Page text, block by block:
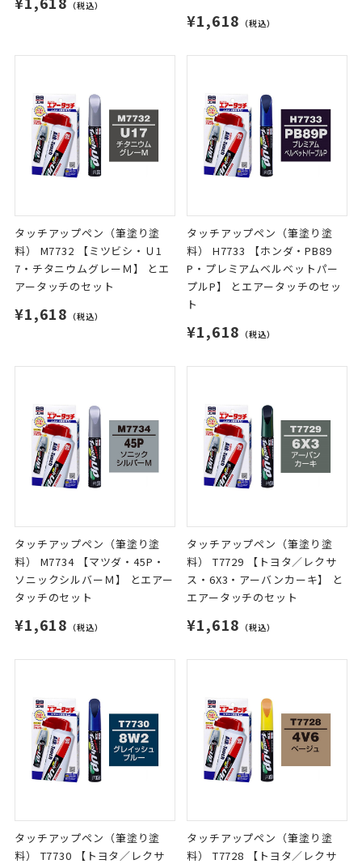
（税込）
¥1,618 （税込）
タッチアップペン（筆塗り塗
料） M7732 【ミツビシ・Ｕ1
7・チタニウムグレーＭ】 とエ
アータッチのセット
¥1,618 （税込）
タッチアップペン（筆塗り塗
料） H7733 【ホンダ・PB89
P・プレミアムベルベットパー
プルP】 とエアータッチのセッ
ト
¥1,618 （税込）
タッチアップペン（筆塗り塗
料） M7734 【マツダ・45P・
ソニックシルバーＭ】 とエアー
タッチのセット
¥1,618 （税込）
タッチアップペン（筆塗り塗
料） T7729 【トヨタ／レクサ
ス・6X3・アーバンカーキ】 と
エアータッチのセット
¥1,618 （税込）
タッチアップペン（筆塗り塗
料） T7730 【トヨタ／レクサ
タッチアップペン（筆塗り塗
料） T7728 【トヨタ／レクサ